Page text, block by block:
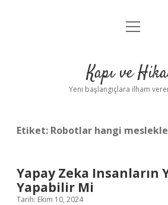
Anasayfa
Yasal Uyarı
menüyü
Kapı ve
Yeni başlangıçlara ilham
Etiket: Robotlar hangi
Yapay Zeka Insanların
Yapabilir Mi
Tarih: Ekim 10, 2024